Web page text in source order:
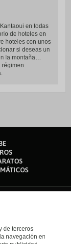
en todas
de hoteles en
hoteles con unos
si deseas un
la montaña…
régimen
de terceros
navegación en